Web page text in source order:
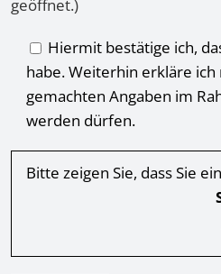
geöffnet.)
Hiermit bestätige ich,
habe. Weiterhin erkläre
gemachten Angaben im
werden dürfen.
Bitte zeigen Sie, dass Sie